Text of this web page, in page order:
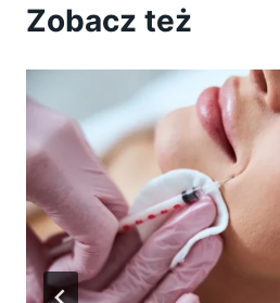
Zobacz też